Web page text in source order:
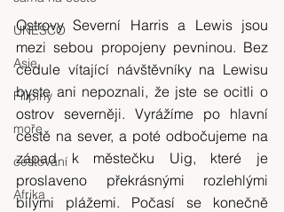
UNESCO
Asie
Filipíny
moře
cestování
Afrika
Ostrovy Severní Harris a Lewis jsou
mezi sebou propojeny pevninou. Bez
cedule vítající návštěvníky na Lewisu
byste ani nepoznali, že jste se ocitli o
ostrov severněji. Vyrážíme po hlavní
cestě na sever, a poté odbočujeme na
západ k městečku Uig, které je
proslaveno překrásnými rozlehlými
bílými plážemi. Počasí se konečně